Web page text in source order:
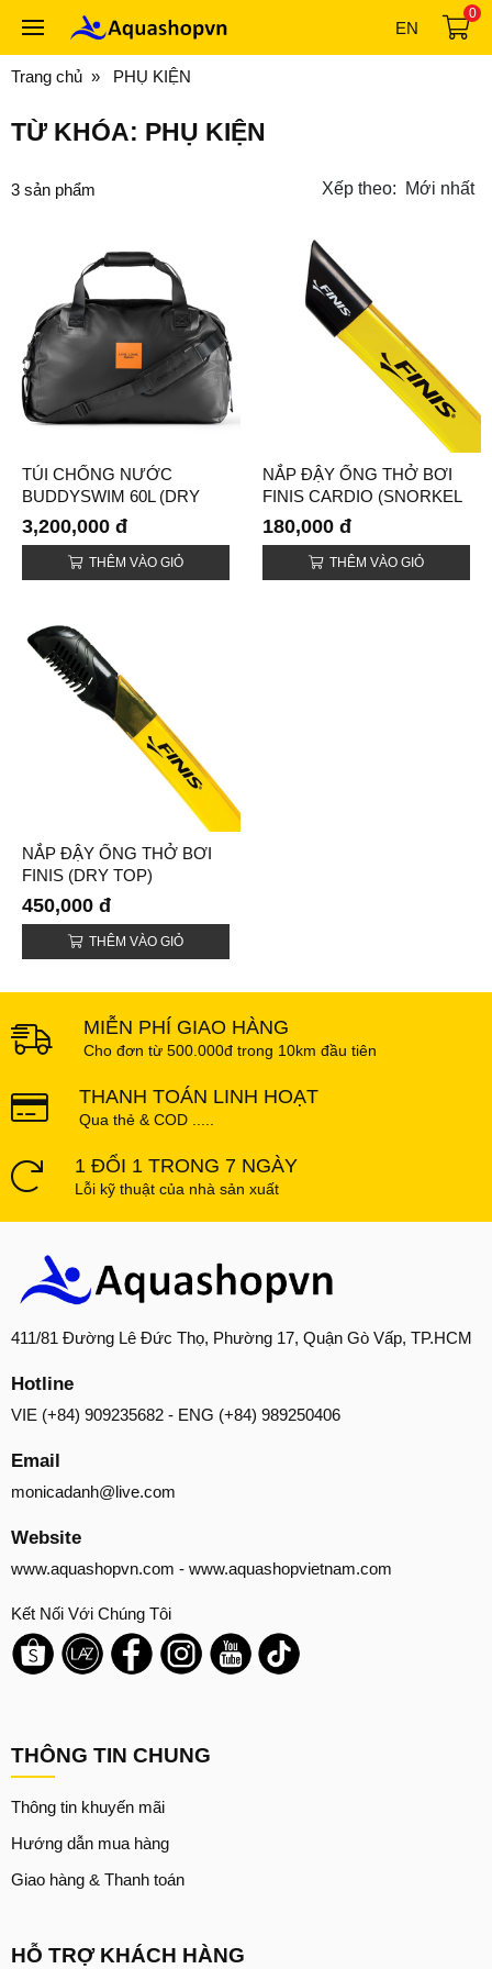
EN
0
Trang chủ PHỤ KIỆN
TỪ KHÓA: PHỤ KIỆN
3 sản phẩm Xếp theo: Mới nhất
TÚI CHỐNG NƯỚC
BUDDYSWIM 60L (DRY
DUFFLE BAG)
3,200,000 đ
THÊM VÀO GIỎ
NẮP ĐẬY ỐNG THỞ BƠI
FINIS CARDIO (SNORKEL
CARDIO CAP)
180,000 đ
THÊM VÀO GIỎ
NẮP ĐẬY ỐNG THỞ BƠI
FINIS (DRY TOP)
450,000 đ
THÊM VÀO GIỎ
MIỄN PHÍ GIAO HÀNG
Cho đơn từ 500.000đ trong 10km đầu tiên
THANH TOÁN LINH HOẠT
Qua thẻ & COD .....
1 ĐỔI 1 TRONG 7 NGÀY
Lỗi kỹ thuật của nhà sản xuất
411/81 Đường Lê Đức Thọ, Phường 17, Quận Gò Vấp, TP.HCM
Hotline
VIE (+84) 909235682 - ENG (+84) 989250406
Email
monicadanh@live.com
Website
www.aquashopvn.com - www.aquashopvietnam.com
Kết Nối Với Chúng Tôi
THÔNG TIN CHUNG
Thông tin khuyến mãi
Hướng dẫn mua hàng
Giao hàng & Thanh toán
HỖ TRỢ KHÁCH HÀNG